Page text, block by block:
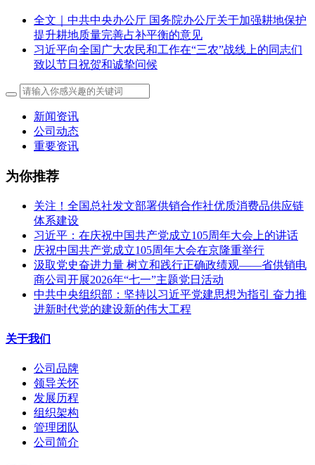
全文｜中共中央办公厅 国务院办公厅关于加强耕地保护
提升耕地质量完善占补平衡的意见
习近平向全国广大农民和工作在“三农”战线上的同志们
致以节日祝贺和诚挚问候
新闻资讯
公司动态
重要资讯
为你推荐
关注！全国总社发文部署供销合作社优质消费品供应链
体系建设
习近平：在庆祝中国共产党成立105周年大会上的讲话
庆祝中国共产党成立105周年大会在京隆重举行
汲取党史奋进力量 树立和践行正确政绩观——省供销电
商公司开展2026年“七一”主题党日活动
中共中央组织部：坚持以习近平党建思想为指引 奋力推
进新时代党的建设新的伟大工程
关于我们
公司品牌
领导关怀
发展历程
组织架构
管理团队
公司简介